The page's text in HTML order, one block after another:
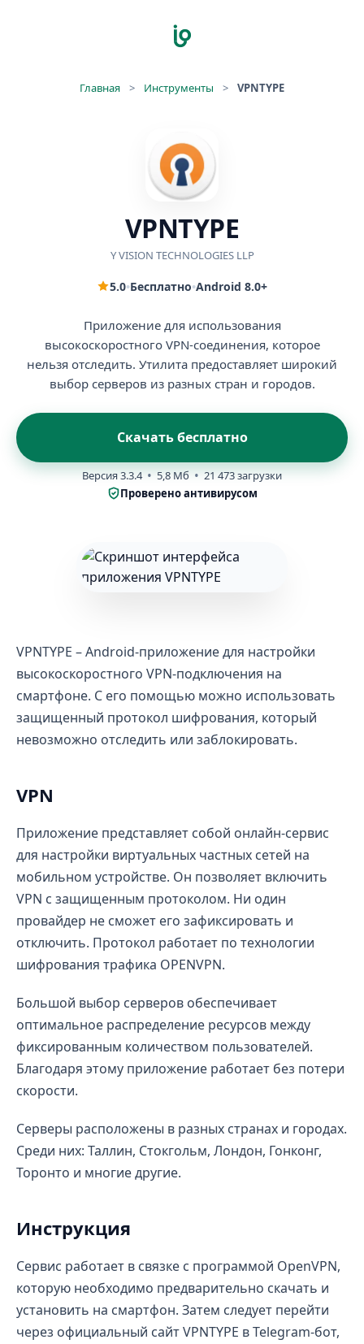
Главная > Инструменты > VPNTYPE
VPNTYPE
Y VISION TECHNOLOGIES LLP
5.0•Бесплатно•Android 8.0+
Приложение для использования
высокоскоростного VPN-соединения, которое
нельзя отследить. Утилита предоставляет широкий
выбор серверов из разных стран и городов.
Скачать бесплатно
Версия 3.3.4 5,8 Мб
21 473 загрузки
Проверено антивирусом
VPNTYPE – Android-приложение для настройки
высокоскоростного VPN-подключения на
смартфоне. С его помощью можно использовать
защищенный протокол шифрования, который
невозможно отследить или заблокировать.
VPN
Приложение представляет собой онлайн-сервис
для настройки виртуальных частных сетей на
мобильном устройстве. Он позволяет включить
VPN с защищенным протоколом. Ни один
провайдер не сможет его зафиксировать и
отключить. Протокол работает по технологии
шифрования трафика OPENVPN.
Большой выбор серверов обеспечивает
оптимальное распределение ресурсов между
фиксированным количеством пользователей.
Благодаря этому приложение работает без потери
скорости.
Серверы расположены в разных странах и городах.
Среди них: Таллин, Стокгольм, Лондон, Гонконг,
Торонто и многие другие.
Инструкция
Сервис работает в связке с программой OpenVPN,
которую необходимо предварительно скачать и
установить на смартфон. Затем следует перейти
через официальный сайт VPNTYPE в Telegram-бот,